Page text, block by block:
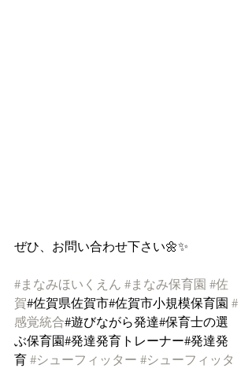
ぜひ、お問い合わせ下さい🌼✨
#まなみほいくえん #まなみ保育園 #佐
賀#佐賀県佐賀市#佐賀市小規模保育園 #
感覚統合#遊びながら発達#保育士の選
ぶ保育園#発達発育トレーナー#発達発
育 #シューフィッター #シューフィッタ